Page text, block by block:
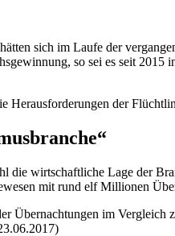
sich im Laufe der
so sei es seit
Herausforderungen der
die wirtschaftliche Lage der
mit rund elf Millionen
Übernachtungen im